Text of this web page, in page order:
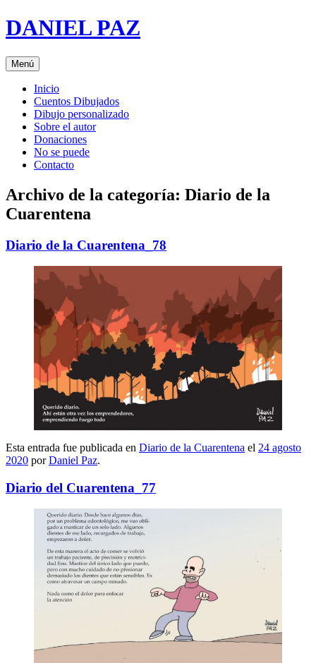
Saltar
al
DANIEL PAZ
Menú
Inicio
Cuentos Dibujados
Dibujo personalizado
Sobre el autor
Donaciones
No se puede
Contacto
Archivo de la categoría: Diario de la
Cuarentena
Diario de la Cuarentena_78
Esta entrada fue publicada en Diario de la Cuarentena el 24 agosto
2020 porDaniel Paz.
Diario del Cuarentena_77